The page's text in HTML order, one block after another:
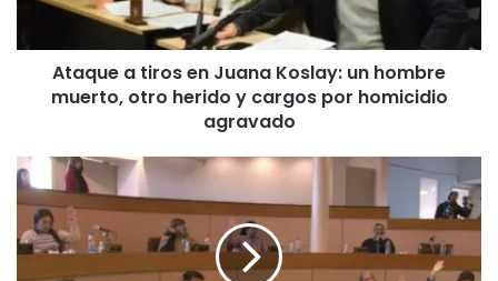
muerto,
herido
por
homicidio
agravado
Ataque a tiros en Juana Koslay: un hombre
muerto, otro herido y cargos por homicidio
agravado
Una
ordenanza
que
castiga